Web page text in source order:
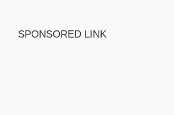
SPONSORED LINK